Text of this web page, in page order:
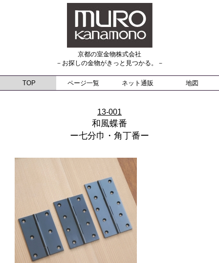
京都の室金物株式会社
－お探しの金物がきっと見つかる。－
TOP ページ一覧 ネット通販 地図
13-001
和風蝶番
ー七分巾・角丁番ー